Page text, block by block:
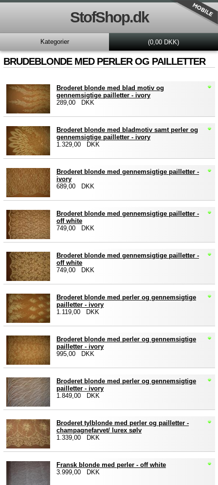
StofShop.dk
Kategorier (0,00 DKK)
BRUDEBLONDE MED PERLER OG PAILLETTER
Broderet blonde med blad motiv og
gennemsigtige pailletter - ivory
289,00 DKK
Broderet blonde med bladmotiv samt perler og
gennemsigtige pailletter - ivory
1.329,00 DKK
Broderet blonde med gennemsigtige pailletter -
ivory
689,00 DKK
Broderet blonde med gennemsigtige pailletter -
off white
749,00 DKK
Broderet blonde med gennemsigtige pailletter -
off white
749,00 DKK
Broderet blonde med perler og gennemsigtige
pailletter - ivory
1.119,00 DKK
Broderet blonde med perler og gennemsigtige
pailletter - ivory
995,00 DKK
Broderet blonde med perler og gennemsigtige
pailletter - ivory
1.849,00 DKK
Broderet tylblonde med perler og pailletter -
champagnefarvet/ lurex sølv
1.339,00 DKK
Fransk blonde med perler - off white
3.999,00 DKK